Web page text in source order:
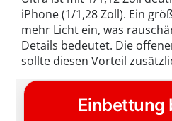
iPhone (1/1,28 Zoll). Ein
mehr Licht ein, was
Details bedeutet. Die
sollte diesen Vorteil